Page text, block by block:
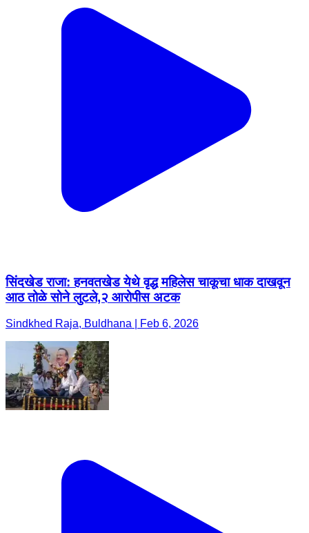
सिंदखेड राजा: हनवतखेड येथे वृद्ध महिलेस चाकूचा धाक दाखवून
आठ तोळे सोने लुटले,२ आरोपीस अटक
Sindkhed Raja, Buldhana | Feb 6, 2026